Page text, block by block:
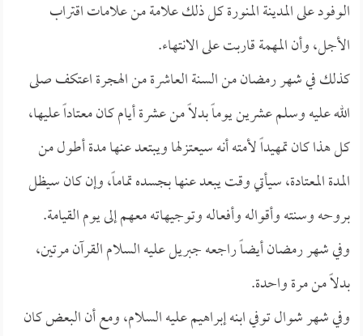
الوفود على المدينة المنورة كل ذلك علامة من علامات اقتراب
الأجل، وأن المهمة قاربت على الانتهاء.
كذلك في شهر رمضان من السنة العاشرة من الهجرة اعتكف صلى
الله عليه وسلم عشرين يوماً بدلاً من عشرة أيام كان معتاداً عليها،
كل هذا كان تمهيداً لأمته أنه سيعتزلها ويبتعد عنها مدة أطول من
المدة المعتادة، سيأتي وقت يبعد عنها بجسده تماماً، وإن كان سيظل
بروحه وسنته وأقواله وأفعاله وتوجيهاته معهم إلى يوم القيامة.
وفي شهر رمضان أيضاً راجعه جبريل عليه السلام القرآن مرتين،
بدلاً من مرة واحدة.
وفي شهر شوال توفي ابنه إبراهيم عليه السلام، ومع أن البعض كان